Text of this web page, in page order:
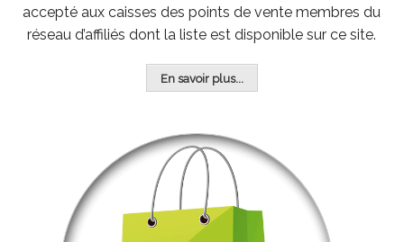
accepté aux caisses des points de vente membres du
réseau d’affiliés dont la liste est disponible sur ce site.
En savoir plus...